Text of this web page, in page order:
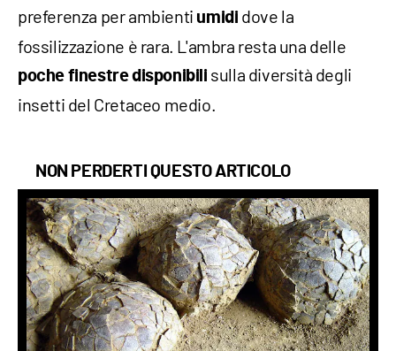
preferenza per ambienti umidi dove la
fossilizzazione è rara. L'ambra resta una delle
poche finestre disponibili sulla diversità degli
insetti del Cretaceo medio.
NON PERDERTI QUESTO ARTICOLO